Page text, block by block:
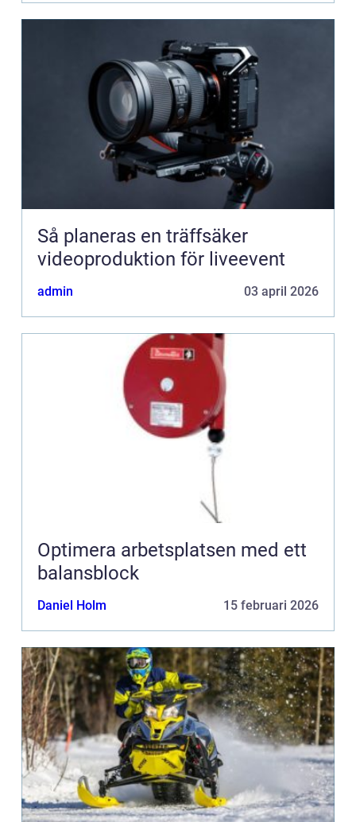
Så planeras en träffsäker
videoproduktion för liveevent
admin 03 april 2026
Optimera arbetsplatsen med ett
balansblock
Daniel Holm 15 februari 2026